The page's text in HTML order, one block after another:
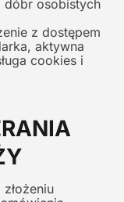
dóbr osobistych
z dostępem
aktywna
cookies i